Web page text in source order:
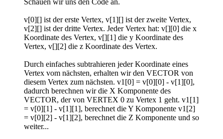
v[0][] ist der erste Vertex, v[1][] ist der zweite Vertex,
v[2][] ist der dritte Vertex. Jeder Vertex hat: v[][0] die x
Koordinate des Vertex, v[][1] die y Koordinate des
Vertex, v[][2] die z Koordinate des Vertex.
Durch einfaches subtrahieren jeder Koordinate eines
Vertex vom nächsten, erhalten wir den VECTOR von
diesem Vertex zum nächsten. v1[0] = v[0][0] - v[1][0],
dadurch berechnen wir die X Komponente des
VECTOR, der von VERTEX 0 zu Vertex 1 geht. v1[1]
= v[0][1] - v[1][1], berechnet die Y Komponente v1[2]
= v[0][2] - v[1][2], berechnet die Z Komponente und so
weiter...